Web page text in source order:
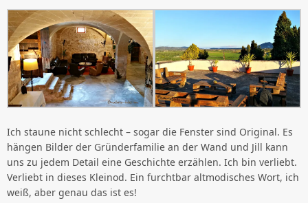
Ich staune nicht schlecht – sogar die Fenster sind Original. Es
hängen Bilder der Gründerfamilie an der Wand und Jill kann
uns zu jedem Detail eine Geschichte erzählen. Ich bin verliebt.
Verliebt in dieses Kleinod. Ein furchtbar altmodisches Wort, ich
weiß, aber genau das ist es!